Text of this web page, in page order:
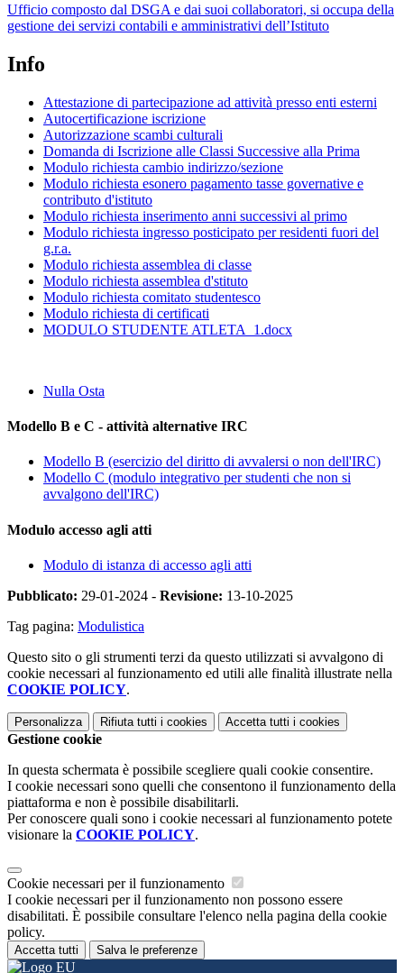
Ufficio composto dal DSGA e dai suoi collaboratori, si occupa della
gestione dei servizi contabili e amministrativi dell’Istituto
Info
Attestazione di partecipazione ad attività presso enti esterni
Autocertificazione iscrizione
Autorizzazione scambi culturali
Domanda di Iscrizione alle Classi Successive alla Prima
Modulo richiesta cambio indirizzo/sezione
Modulo richiesta esonero pagamento tasse governative e
contributo d'istituto
Modulo richiesta inserimento anni successivi al primo
Modulo richiesta ingresso posticipato per residenti fuori del
g.r.a.
Modulo richiesta assemblea di classe
Modulo richiesta assemblea d'stituto
Modulo richiesta comitato studentesco
Modulo richiesta di certificati
MODULO STUDENTE ATLETA_1.docx
Nulla Osta
Modello B e C - attività alternative IRC
Modello B (esercizio del diritto di avvalersi o non dell'IRC)
Modello C (modulo integrativo per studenti che non si
avvalgono dell'IRC)
Modulo accesso agli atti
Modulo di istanza di accesso agli atti
Pubblicato: 29-01-2024 - Revisione: 13-10-2025
Tag pagina: Modulistica
Questo sito o gli strumenti terzi da questo utilizzati si avvalgono di
cookie necessari al funzionamento ed utili alle finalità illustrate nella
COOKIE POLICY.
Personalizza Rifiuta tutti i cookies Accetta tutti i cookies
Gestione cookie
In questa schermata è possibile scegliere quali cookie consentire.
I cookie necessari sono quelli che consentono il funzionamento della
piattaforma e non è possibile disabilitarli.
Per conoscere quali sono i cookie necessari al funzionamento potete
visionare la COOKIE POLICY.
Cookie necessari per il funzionamento
I cookie necessari per il funzionamento non possono essere
disabilitati. È possibile consultare l'elenco nella pagina della cookie
policy.
Accetta tutti Salva le preferenze